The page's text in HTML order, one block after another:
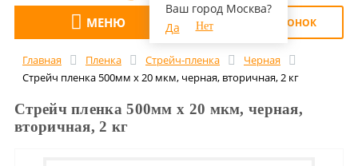
Ваш город Москва?
Да
Нет
МЕНЮ ОБРАТНЫЙ ЗВОНОК
Главная Пленка Стрейч-пленка
Черная
Стрейч пленка 500мм х 20 мкм, черная, вторичная, 2 кг
Стрейч пленка 500мм х 20 мкм, черная,
вторичная, 2 кг